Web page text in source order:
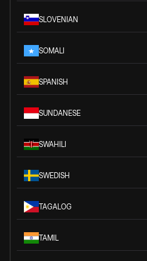
SLOVENIAN
SOMALI
SPANISH
SUNDANESE
SWAHILI
SWEDISH
TAGALOG
TAMIL